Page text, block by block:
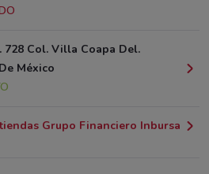
728 Col. Villa Coapa Del.
México
Grupo Financiero Inbursa